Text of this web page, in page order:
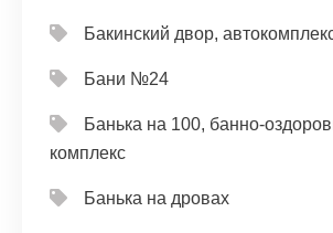
Бакинский двор,
Бани №24
Банька на 100, банно-
комплекс
Банька на дровах